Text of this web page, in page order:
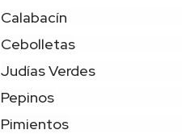
Calabacín
Cebolletas
Judías Verdes
Pepinos
Pimientos